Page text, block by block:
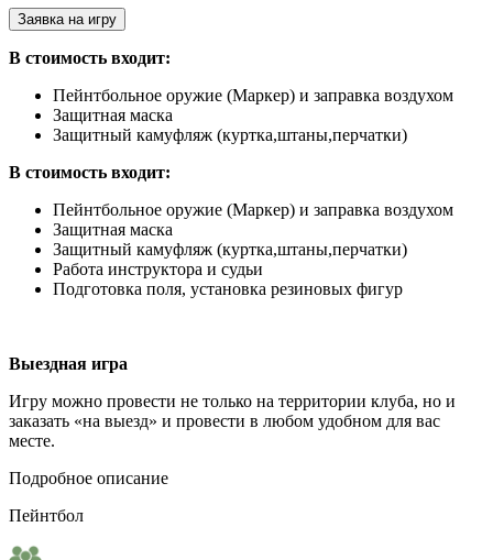
Заявка на игру
В стоимость входит:
Пейнтбольное оружие (Маркер) и заправка воздухом
Защитная маска
Защитный камуфляж (куртка,штаны,перчатки)
В стоимость входит:
Пейнтбольное оружие (Маркер) и заправка воздухом
Защитная маска
Защитный камуфляж (куртка,штаны,перчатки)
Работа инструктора и судьи
Подготовка поля, установка резиновых фигур
Выездная игра
Игру можно провести не только на территории клуба, но и
заказать «на выезд» и провести в любом удобном для вас
месте.
Подробное описание
Пейнтбол